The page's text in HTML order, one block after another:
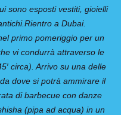
sono esposti vestiti, gioielli
a Dubai.
primo pomeriggio per un
vi condurrà attraverso le
circa). Arrivo su una delle
dove si potrà ammirare il
di barbecue con danze
(pipa ad acqua) in un